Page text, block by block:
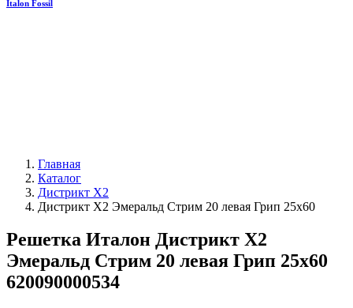
Italon Fossil
Главная
Каталог
Дистрикт X2
Дистрикт Х2 Эмеральд Стрим 20 левая Грип 25x60
Решетка Италон Дистрикт Х2
Эмеральд Стрим 20 левая Грип 25x60
620090000534